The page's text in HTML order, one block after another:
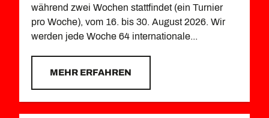
während zwei Wochen stattfindet (ein Turnier
pro Woche), vom 16. bis 30. August 2026. Wir
werden jede Woche 64 internationale...
MEHR ERFAHREN